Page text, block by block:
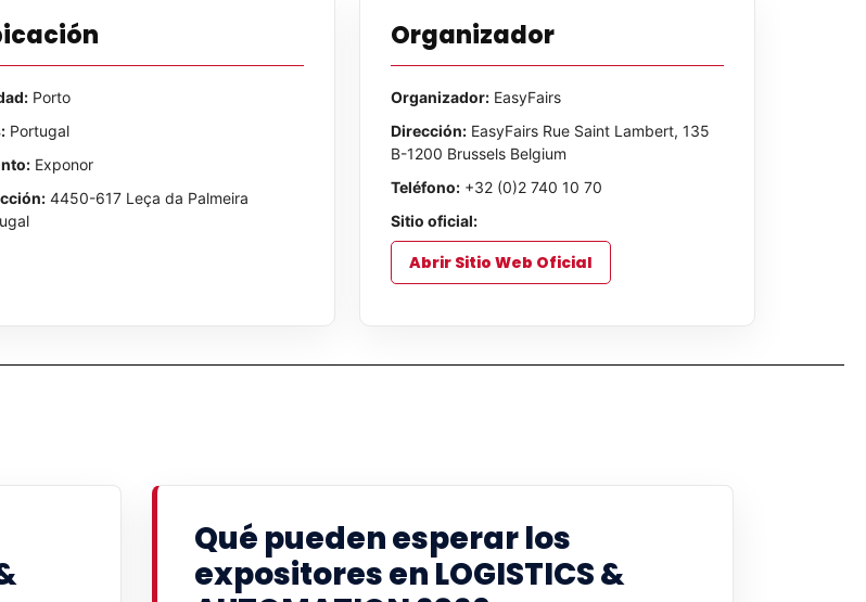
Porto
Portugal
Exponor
4450-617 Leça da Palmeira
Organizador
Organizador:EasyFairs
Dirección:EasyFairs Rue Saint Lambert, 135
B-1200 Brussels Belgium
Teléfono:+32 (0)2 740 10 70
Sitio oficial:
Abrir Sitio Web Oficial
Qué pueden esperar los
expositores en LOGISTICS &